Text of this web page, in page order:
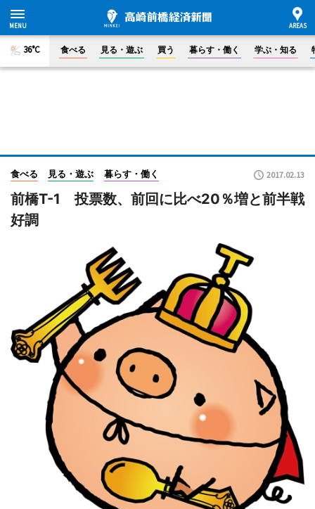
36°C 食べる 見る・遊ぶ 買う 暮らす・働く 学ぶ・知る
食べる 見る・遊ぶ 暮らす・働く 2017.02.13
前橋T-1 投票数、前回に比べ20％増と前半戦
好調